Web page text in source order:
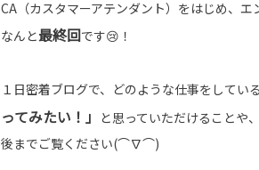
CA（カスタマーアテンダント）をはじめ、
なんと最終回です😢！
１日密着ブログで、どのような仕事をしてい
ってみたい！」 と思っていただけることや
後までご覧ください(⌒∇⌒)